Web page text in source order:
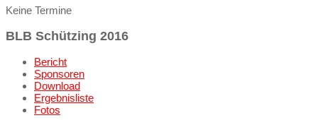
Keine Termine
BLB Schützing 2016
Bericht
Sponsoren
Download
Ergebnisliste
Fotos